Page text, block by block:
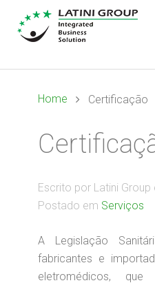
Home Certificação
Escrito por Latini Group
Postado em Serviços
A Legislação
fabricantes e
eletromédicos,